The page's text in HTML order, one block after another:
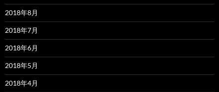
2018年8月
2018年7月
2018年6月
2018年5月
2018年4月